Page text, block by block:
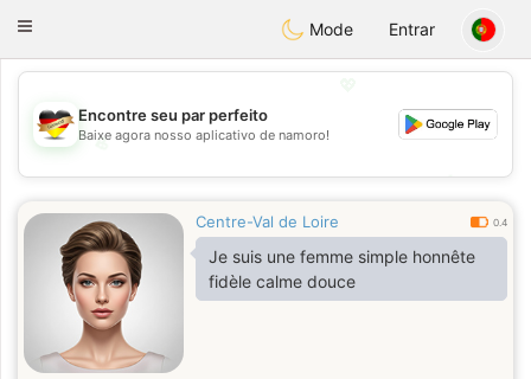
DeutschDating
Toggle
Mode Entrar
💖
💕
Encontre seu par perfeito
Baixe agora nosso aplicativo de namoro!
Centre-Val de Loire 0.4
Je suis une femme simple honnête
fidèle calme douce